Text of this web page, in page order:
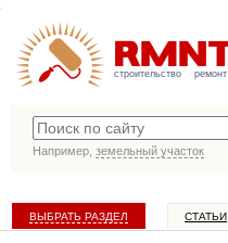
строительство ремонт
Например, земельный участок
ВЫБРАТЬ РАЗДЕЛ СТАТЬИ